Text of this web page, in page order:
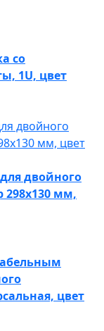
со
1U, цвет
двойного
мм,
цвет